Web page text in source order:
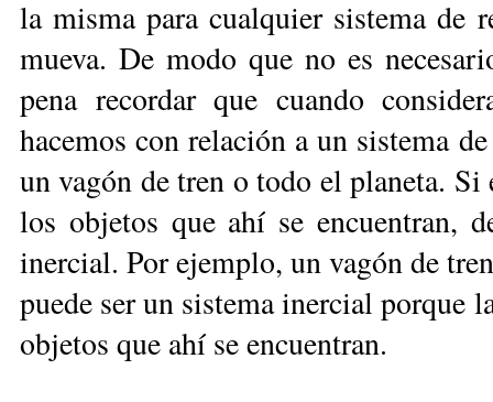
la misma para cualquier sistema de
mueva. De modo que no es
pena recordar que cuando
hacemos con relación a un sistema
un vagón de tren o todo el planeta. Si
los objetos que ahí se encuentran,
inercial. Por ejemplo, un vagón de
puede ser un sistema inercial porque
objetos que ahí se encuentran.